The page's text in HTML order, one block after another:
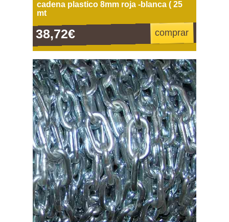
cadena plastico 8mm roja -blanca ( 25
mt
38,72€ comprar